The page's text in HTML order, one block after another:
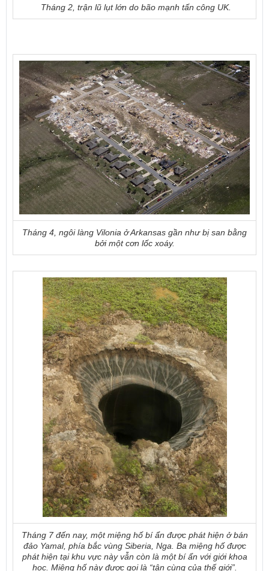
Tháng 2, trận lũ lụt lớn do bão mạnh tấn công UK.
Tháng 4, ngôi làng Vilonia ở Arkansas gần như bị san bằng
bởi một cơn lốc xoáy.
Tháng 7 đến nay, một miệng hố bí ẩn được phát hiện ở bán
đảo Yamal, phía bắc vùng Siberia, Nga. Ba miệng hố được
phát hiện tại khu vực này vẫn còn là một bí ẩn với giới khoa
học. Miệng hố này được gọi là “tận cùng của thế giới”.